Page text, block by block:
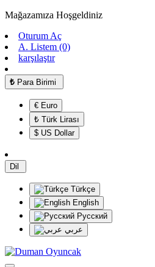
Mağazamıza Hoşgeldiniz
Oturum Aç
A. Listem (0)
karşılaştır
₺ Para Birimi
€ Euro
₺ Türk Lirası
$ US Dollar
Dil
Türkçe
English
Русский
عربي